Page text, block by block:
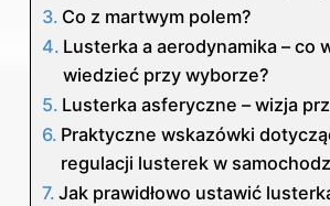
Co z martwym polem?
Lusterka a aerodynamika – co
wiedzieć przy wyborze?
Lusterka asferyczne – wizja
Praktyczne wskazówki
regulacji lusterek w
Jak prawidłowo ustawić